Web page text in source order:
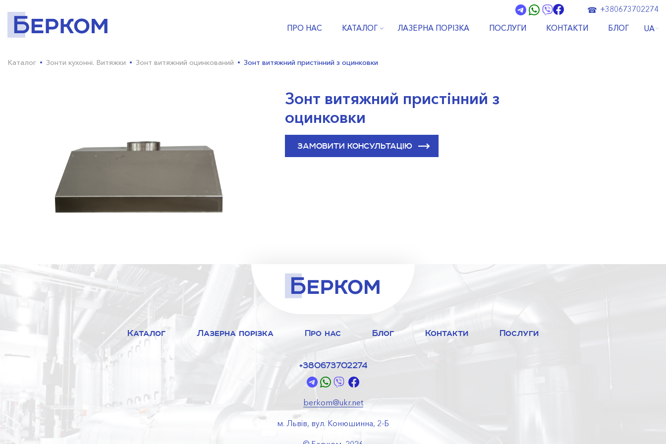
+380673702274
ПРО НАС КАТАЛОГ ЛАЗЕРНА ПОРІЗКА ПОСЛУГИ КОНТАКТИ БЛОГ UA
Каталог Зонти кухонні. Витяжки Зонт витяжний оцинкований Зонт витяжний пристінний з оцинковки
Зонт витяжний пристінний з
оцинковки
ЗАМОВИТИ КОНСУЛЬТАЦІЮ
Каталог Лазерна порізка Про нас Блог Контакти Послуги
+380673702274
berkom@ukr.net
м. Львів, вул. Конюшинна, 2-Б